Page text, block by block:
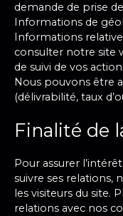
demande de prise
Informations de
Informations
consulter notre site
de suivi de vos
Nous pouvons être
(délivrabilité, taux
Finalité de
Pour assurer
suivre ses relations,
les visiteurs du site.
relations avec nos